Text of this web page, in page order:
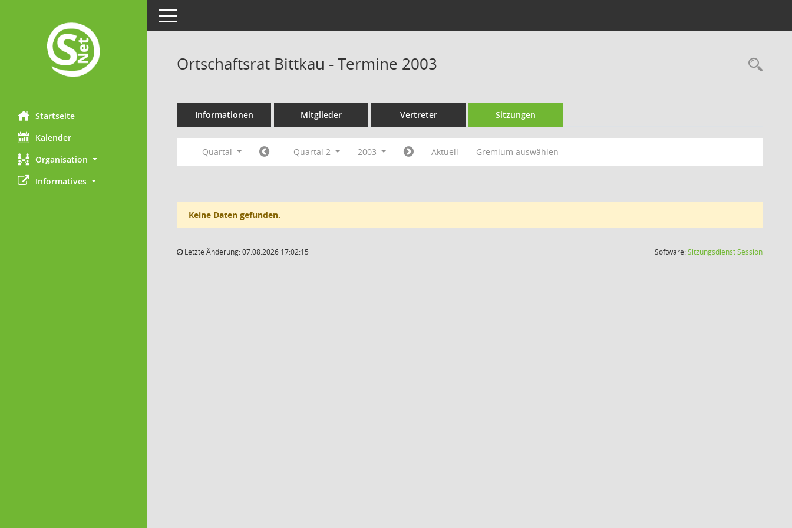
Startseite
Kalender
Organisation
Informatives
Toggle navigation
Ortschaftsrat Bittkau - Termine 2003
Informationen Mitglieder Vertreter Sitzungen
Quartal Quartal 2 2003 Aktuell Gremium auswählen
Keine Daten gefunden.
Letzte Änderung: 07.08.2026 17:02:15 Software:SitzungsdienstSession(Wird in